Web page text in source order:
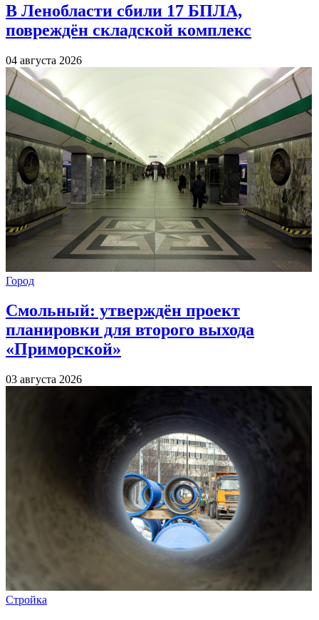
В Ленобласти сбили 17 БПЛА,
повреждён складской комплекс
04 августа 2026
Город
Смольный: утверждён проект
планировки для второго выхода
«Приморской»
03 августа 2026
Стройка